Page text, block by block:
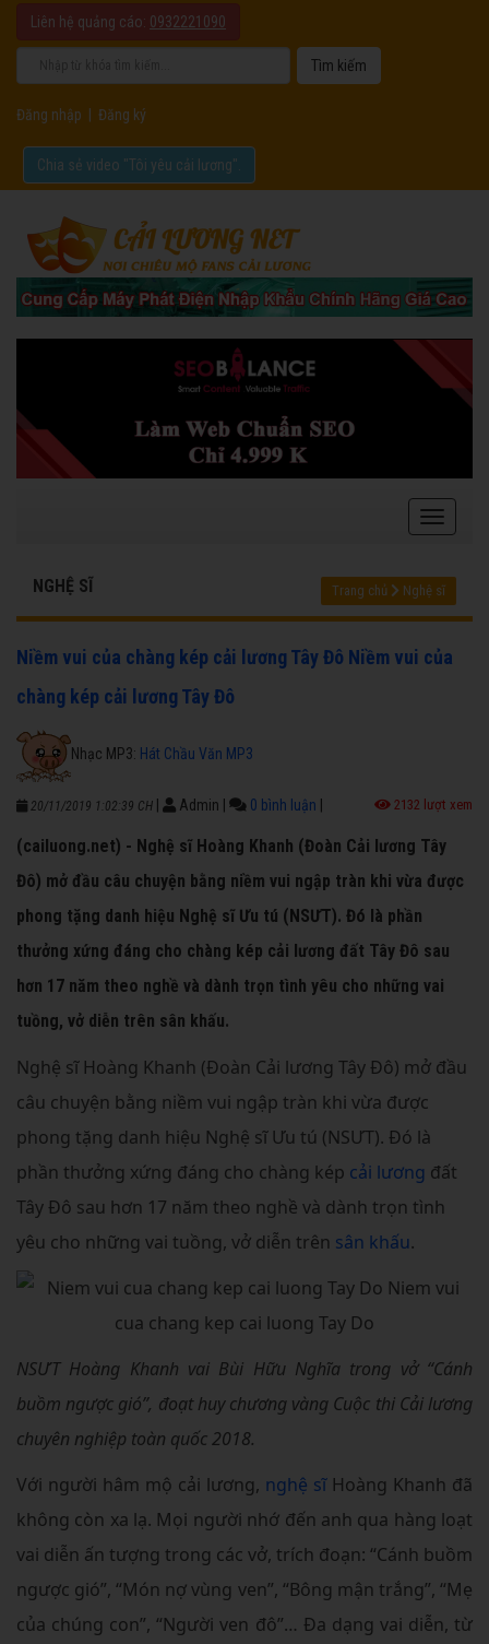
Liên hệ quảng cáo: 0932221090
Đăng nhập Đăng ký
Chia sẻ video "Tôi yêu cải lương".
NGHỆ SĨ Trang chủ Nghệ sĩ
Niềm vui của chàng kép cải lương Tây Đô Niềm vui của
chàng kép cải lương Tây Đô
Nhạc MP3: Hát Chầu Văn MP3
20/11/2019 1:02:39 CH Admin 0 bình luận 2132 lượt xem
(cailuong.net) - Nghệ sĩ Hoàng Khanh (Đoàn Cải lương Tây
Đô) mở đầu câu chuyện bằng niềm vui ngập tràn khi vừa được
phong tặng danh hiệu Nghệ sĩ Ưu tú (NSƯT). Đó là phần
thưởng xứng đáng cho chàng kép cải lương đất Tây Đô sau
hơn 17 năm theo nghề và dành trọn tình yêu cho những vai
tuồng, vở diễn trên sân khấu.
Nghệ sĩ Hoàng Khanh (Đoàn Cải lương Tây Đô) mở đầu
câu chuyện bằng niềm vui ngập tràn khi vừa được
phong tặng danh hiệu Nghệ sĩ Ưu tú (NSƯT). Đó là
phần thưởng xứng đáng cho chàng kép cải lương đất
Tây Đô sau hơn 17 năm theo nghề và dành trọn tình
yêu cho những vai tuồng, vở diễn trên sân khấu.
NSƯT Hoàng Khanh vai Bùi Hữu Nghĩa trong vở “Cánh
buồm ngược gió”, đoạt huy chương vàng Cuộc thi Cải lương
chuyên nghiệp toàn quốc 2018.
Với người hâm mộ cải lương, nghệ sĩHoàng Khanh đã
không còn xa lạ. Mọi người nhớ đến anh qua hàng loạt
vai diễn ấn tượng trong các vở, trích đoạn: “Cánh buồm
ngược gió”, “Món nợ vùng ven”, “Bông mận trắng”, “Mẹ
của chúng con”, “Người ven đô”… Đa dạng vai diễn, từ